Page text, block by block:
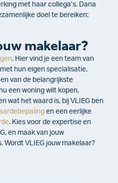
met haar collega’s. Dana
doel te bereiken:
makelaar?
. Hier vind je een team van
hun eigen specialisatie,
van de belangrijkste
een woning wilt kopen,
wat het waard is, bij VLIEG ben
en een eerlijke
. Kies voor de expertise en
en maak van jouw
VLIEG jouw makelaar?